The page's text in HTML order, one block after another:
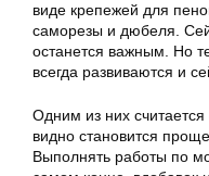
виде крепежей для
саморезы и дюбеля.
останется важным. Но
всегда развиваются и
Одним из них считается
видно становится
Выполнять работы по